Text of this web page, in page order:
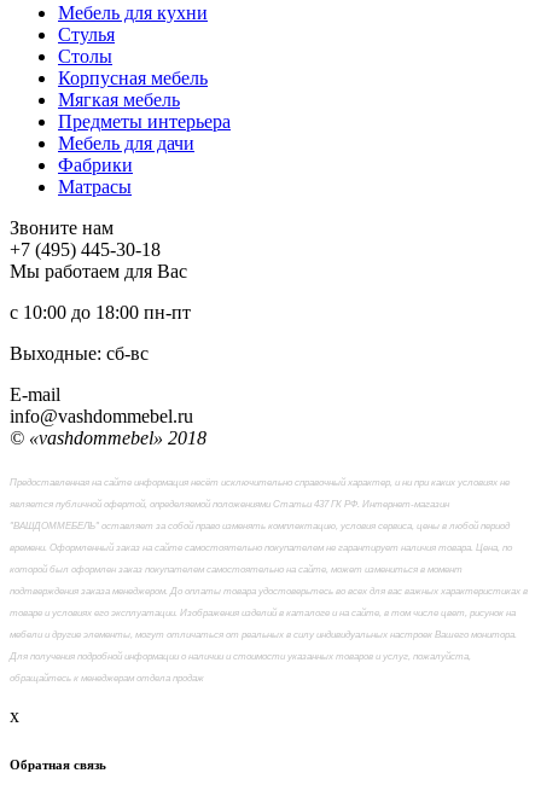
Мебель для кухни
Стулья
Столы
Корпусная мебель
Мягкая мебель
Предметы интерьера
Мебель для дачи
Фабрики
Матраcы
Звоните нам
+7 (495) 445-30-18
Мы работаем для Вас
с 10:00 до 18:00 пн-пт
Выходные: сб-вc
E-mail
info@vashdommebel.ru
© «vashdommebel» 2018
Предоставленная на сайте информация несёт исключительно справочный характер, и ни при каких условиях не
является публичной офертой, определяемой положениями Статьи 437 ГК РФ. Интернет-магазин
"ВАШДОММЕБЕЛЬ" оставляет за собой право изменять комплектацию, условия сервиса, цены в любой период
времени. Оформленный заказ на сайте самостоятельно покупателем не гарантирует наличия товара. Цена, по
которой был оформлен заказ покупателем самостоятельно на сайте, может измениться в момент
подтверждения заказа менеджером. До оплаты товара удостоверьтесь во всех для вас важных характеристиках в
товаре и условиях его эксплуатации. Изображения изделий в каталоге и на сайте, в том числе цвет, рисунок на
мебели и другие элементы, могут отличаться от реальных в силу индивидуальных настроек Вашего монитора.
Для получения подробной информации о наличии и стоимости указанных товаров и услуг, пожалуйста,
обращайтесь к менеджерам отдела продаж
x
Обратная связь